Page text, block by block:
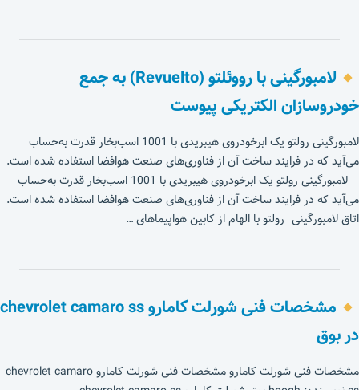
لامبورگینی با رووئلتو (Revuelto) به جمع
خودروسازان الکتریکی پیوست
لامبورگینی رولتو یک ابرخودروی هیبریدی با 1001 اسب‌بخار قدرت به‌حساب
می‌آید که در فرایند ساخت آن از فناوری‌های صنعت هوافضا استفاده شده است.
لامبورگینی رولتو یک ابرخودروی هیبریدی با 1001 اسب‌بخار قدرت به‌حساب
می‌آید که در فرایند ساخت آن از فناوری‌های صنعت هوافضا استفاده شده است.
اتاق لامبورگینی رولتو با الهام از کابین هواپیماهای …
مشخصات فنی شورلت کامارو chevrolet camaro ss
در بوق
مشخصات فنی شورلت کامارو مشخصات فنی شورلت کامارو chevrolet camaro